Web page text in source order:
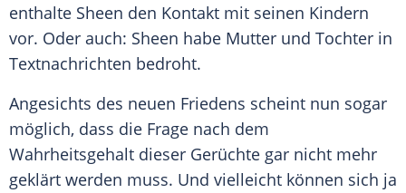
enthalte Sheen den Kontakt mit seinen Kindern
vor. Oder auch: Sheen habe Mutter und Tochter in
Textnachrichten bedroht.
Angesichts des neuen Friedens scheint nun sogar
möglich, dass die Frage nach dem
Wahrheitsgehalt dieser Gerüchte gar nicht mehr
geklärt werden muss. Und vielleicht können sich ja